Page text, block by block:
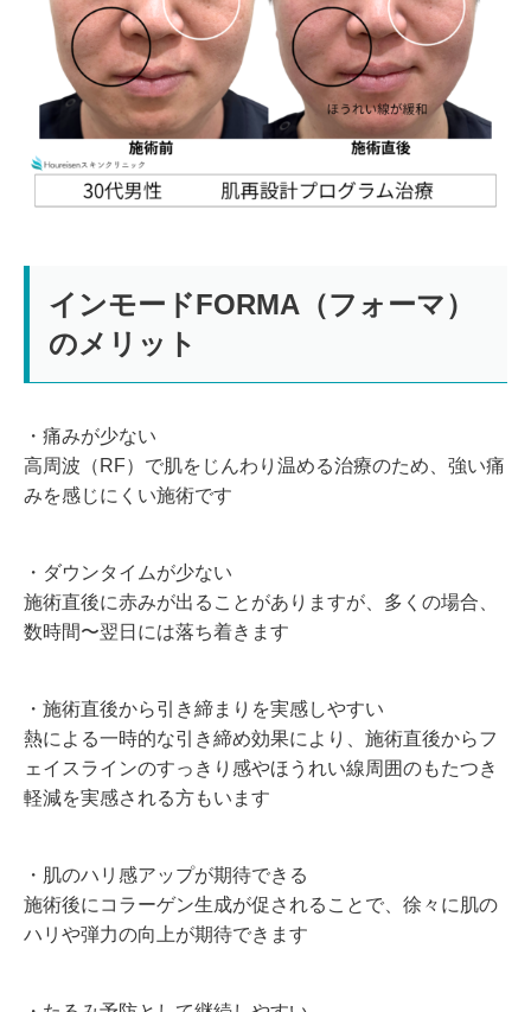
インモードFORMA（フォーマ）
のメリット
・痛みが少ない
高周波（RF）で肌をじんわり温める治療のため、強い痛
みを感じにくい施術です
・ダウンタイムが少ない
施術直後に赤みが出ることがありますが、多くの場合、
数時間〜翌日には落ち着きます
・施術直後から引き締まりを実感しやすい
熱による一時的な引き締め効果により、施術直後からフ
ェイスラインのすっきり感やほうれい線周囲のもたつき
軽減を実感される方もいます
・肌のハリ感アップが期待できる
施術後にコラーゲン生成が促されることで、徐々に肌の
ハリや弾力の向上が期待できます